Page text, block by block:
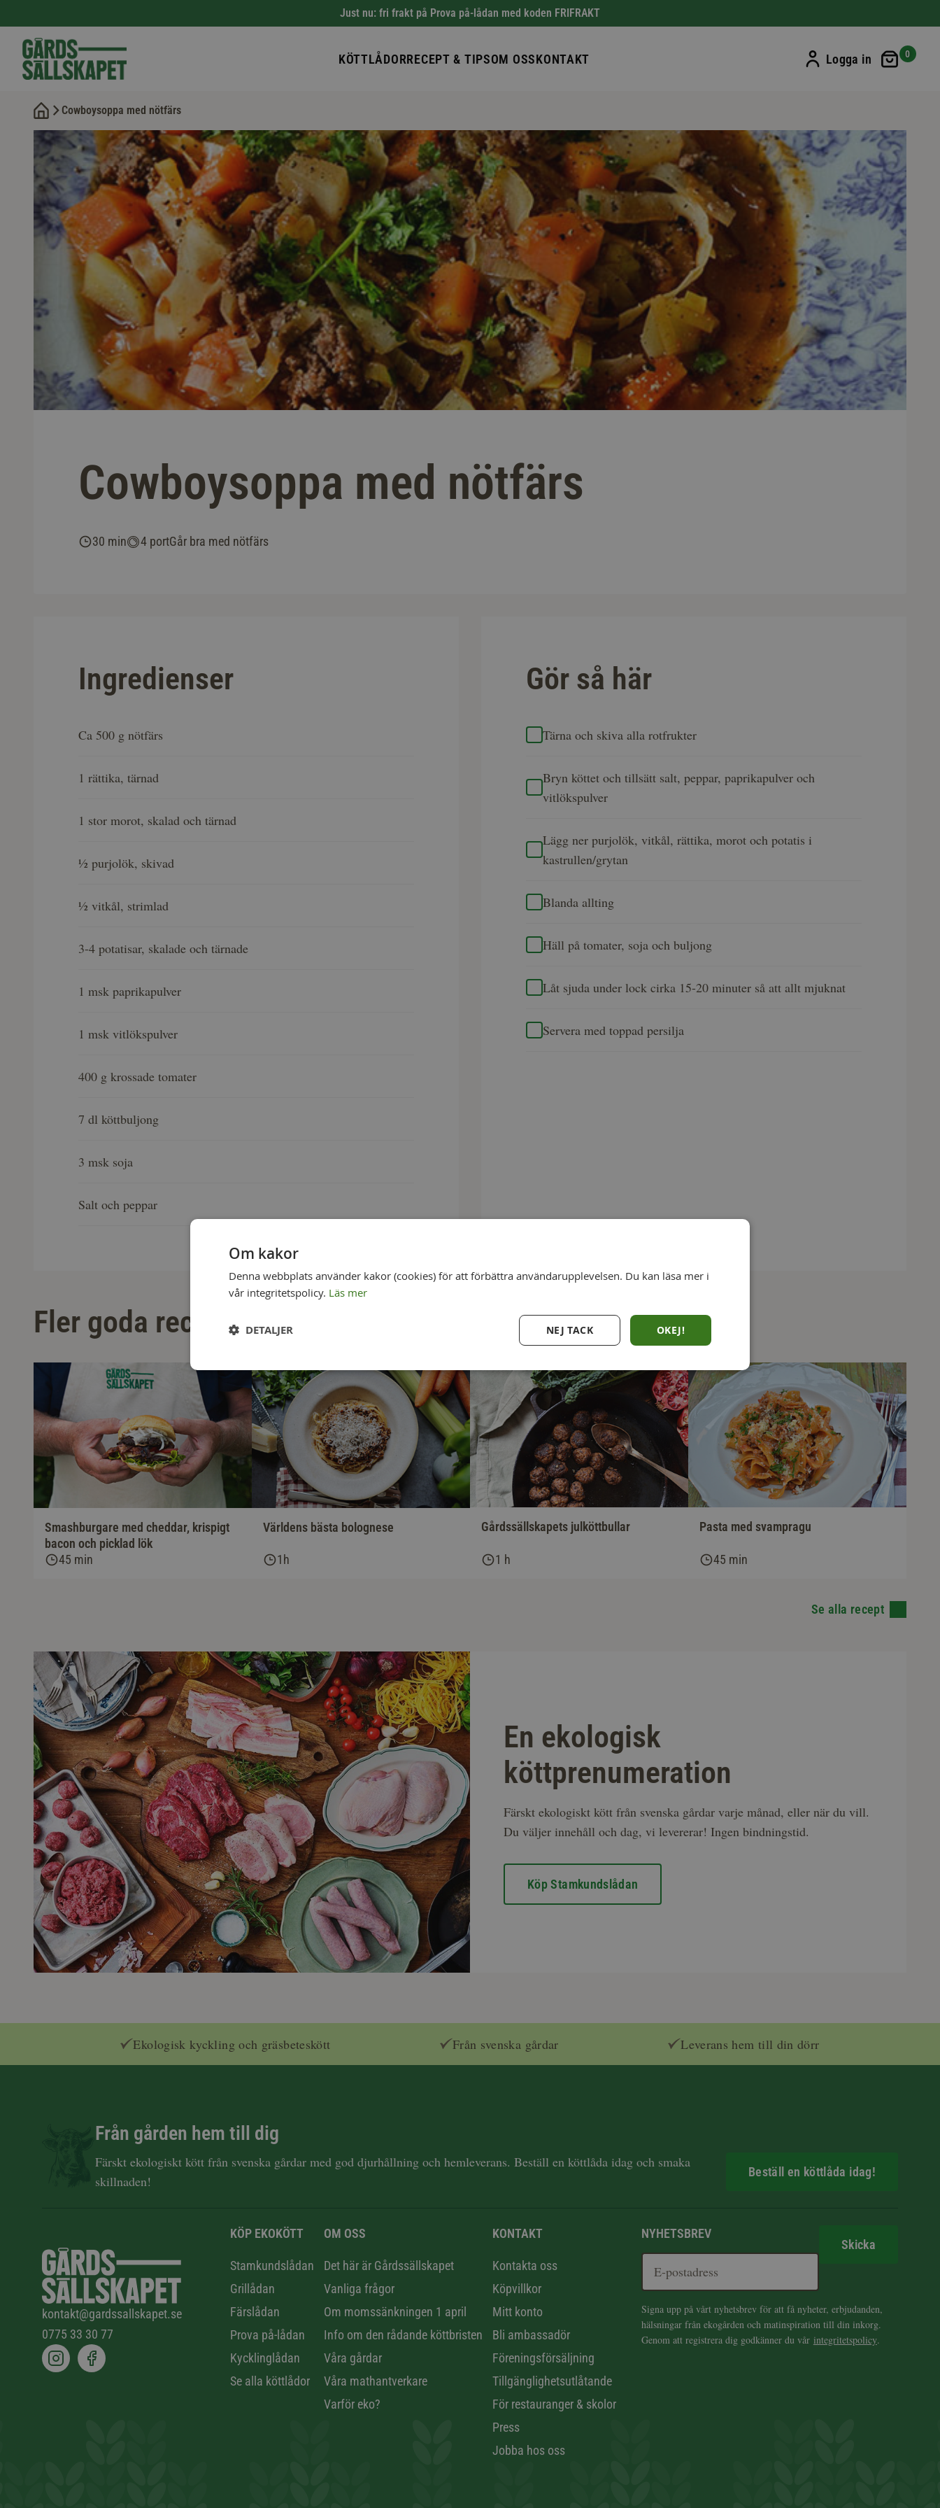
Just nu: fri frakt på Prova på-lådan med koden FRIFRAKT
KÖTTLÅDORRECEPT & TIPSOM OSSKONTAKT Logga in Min
0
Cowboysoppa med nötfärs
Cowboysoppa med nötfärs
30 min 4 portGår bra med nötfärs
Ingredienser
Ca 500 g nötfärs
1 rättika, tärnad
1 stor morot, skalad och tärnad
½ purjolök, skivad
½ vitkål, strimlad
3-4 potatisar, skalade och tärnade
1 msk paprikapulver
1 msk vitlökspulver
400 g krossade tomater
7 dl köttbuljong
3 msk soja
Salt och peppar
Gör så här
Tärna och skiva alla rotfrukter
Bryn köttet och tillsätt salt, peppar, paprikapulver och
vitlökspulver
Lägg ner purjolök, vitkål, rättika, morot och potatis i
kastrullen/grytan
Blanda allting
Häll på tomater, soja och buljong
Låt sjuda under lock cirka 15-20 minuter så att allt mjuknat
Servera med toppad persilja
Fler goda recept
Smashburgare med cheddar, krispigt
bacon och picklad lök
45 min
Världens bästa bolognese
1h
Gårdssällskapets julköttbullar
1 h
Pasta med svampragu
45 min
Se alla recept
En ekologisk
köttprenumeration
Färskt ekologiskt kött från svenska gårdar varje månad, eller när du vill.
Du väljer innehåll och dag, vi levererar! Ingen bindningstid.
Köp Stamkundslådan
Ekologisk kyckling och gräsbeteskött Från svenska gårdar Leverans hem till din dörr
Från gården hem till dig
Färskt ekologiskt kött från svenska gårdar med god djurhållning och hemleverans. Beställ en köttlåda idag och smaka
skillnaden!
Beställ en köttlåda idag!
kontakt@gardssallskapet.se
0775 33 30 77
KÖP EKOKÖTT
Stamkundslådan
Grillådan
Färslådan
Prova på-lådan
Kycklinglådan
Se alla köttlådor
OM OSS
Det här är Gårdssällskapet
Vanliga frågor
Om momssänkningen 1 april
Info om den rådande köttbristen
Våra gårdar
Våra mathantverkare
Varför eko?
KONTAKT
Kontakta oss
Köpvillkor
Mitt konto
Bli ambassadör
Föreningsförsäljning
Tillgänglighetsutlåtande
För restauranger & skolor
Press
Jobba hos oss
NYHETSBREV
Skicka
Signa upp på vårt nyhetsbrev för att få nyheter, erbjudanden,
hälsningar från ekogården och matinspiration till din inkorg.
Genom att registrera dig godkänner du vår integritetspolicy.
Om kakor
Denna webbplats använder kakor (cookies) för att förbättra användarupplevelsen. Du kan läsa mer i
vår integritetspolicy. Läs mer
OKEJ!
NEJ TACK
DETALJER